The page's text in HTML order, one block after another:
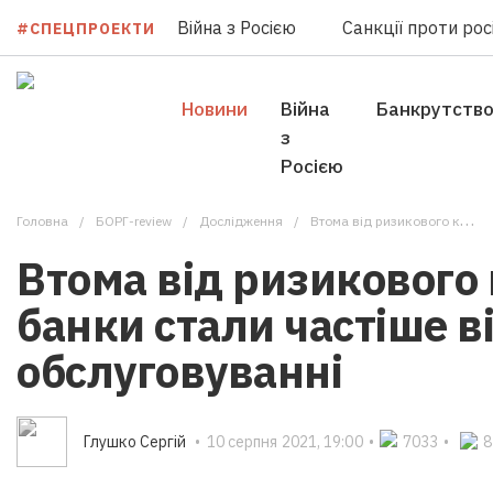
#СПЕЦПРОЕКТИ Війна з Росією Санкції проти
Новини
Війна
з
Росією
Банкрутство
Головна БОРГ-review Дослідження Втома від ризикового клієнта: чому банки стали частіше відмовляти в обслуговуванні
Втома від ризикового
банки стали частіше
обслуговуванні
Глушко Сергій • 10 серпня 2021, 19:00 • 7033 •